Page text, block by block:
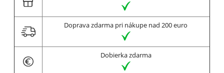
Doprava zdarma pri nákupe nad 200 euro
Dobierka zdarma